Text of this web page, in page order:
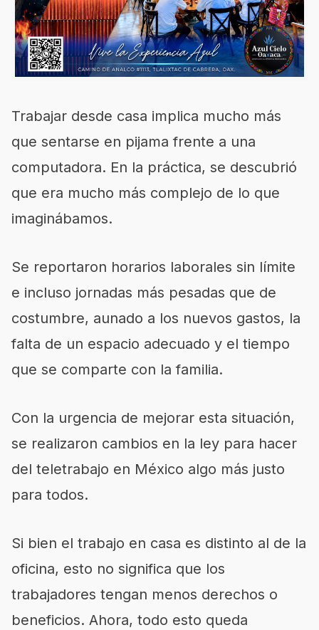
Trabajar desde casa implica mucho más
que sentarse en pijama frente a una
computadora. En la práctica, se descubrió
que era mucho más complejo de lo que
imaginábamos.
Se reportaron horarios laborales sin límite
e incluso jornadas más pesadas que de
costumbre, aunado a los nuevos gastos, la
falta de un espacio adecuado y el tiempo
que se comparte con la familia.
Con la urgencia de mejorar esta situación,
se realizaron cambios en la ley para hacer
del teletrabajo en México algo más justo
para todos.
Si bien el trabajo en casa es distinto al de la
oficina, esto no significa que los
trabajadores tengan menos derechos o
beneficios. Ahora, todo esto queda